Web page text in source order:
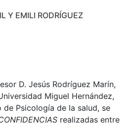
Y EMILI RODRÍGUEZ
D. Jesús Rodríguez Marín,
Miguel Hernández,
Psicología de la salud, se
realizadas entre